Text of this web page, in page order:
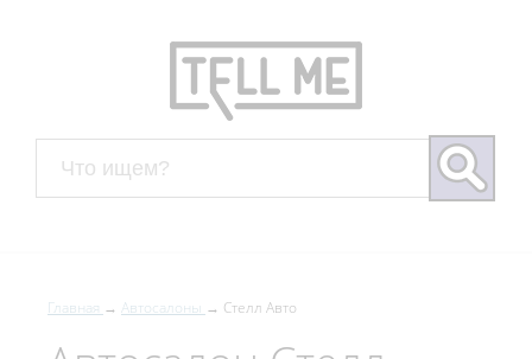
Главная Автосалоны Стелл Авто